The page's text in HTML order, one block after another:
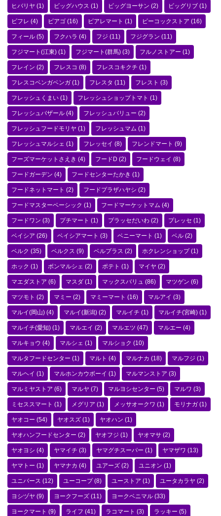
ヒバリヤ (1) ビッグハウス (1) ビッグヨーサン (2) ビッグリブ (1)
ビフレ (4) ピアゴ (16) ピアレマート (1) ピーコックストア (16)
フィール (5) フクハラ (4) フジ (11) フジグラン (11)
フジマート(江東) (1) フジマート(群馬) (3) フルノストアー (1)
フレイン (2) フレスコ (8) フレスコキクチ (1)
フレスコベンガベンガ (1) フレスタ (11) フレスト (3)
フレッシュくまい (1) フレッシュショップトマト (1)
フレッシュバザール (4) フレッシュバリュー (2)
フレッシュフードモリヤ (1) フレッシュマム (1)
フレッシュマルシェ (1) フレッセイ (8) フレンドマート (9)
フーズマーケットさえき (4) フードD (2) フードウェイ (8)
フードガーデン (4) フードセンターたかき (1)
フードネットマート (2) フードプラザハヤシ (2)
フードマスターベーシック (1) フードマーケットマム (4)
フードワン (3) プチマート (1) プラッセだいわ (2) プレッセ (1)
ベイシア (26) ベイシアマート (3) ベニーマート (1) ベル (2)
ベルク (35) ベルクス (9) ベルプラス (2) ホクレンショップ(1)
ホック (1) ボンマルシェ (2) ポテト (1) マイヤ (2)
マエダストア (6) マスダ (1) マックスバリュ (86) マツゲン (6)
マツモト (2) マミー (2) マミーマート (16) マルアイ (3)
マルイ(岡山) (4) マルイ(新潟) (2) マルイチ (1) マルイチ(宮崎) (1)
マルイチ(愛知) (1) マルエイ (2) マルエツ (47) マルエー (4)
マルキョウ (4) マルシェ (1) マルショク (10)
マルタフードセンター (1) マルト (4) マルナカ (18) マルフジ (1)
マルヘイ (1) マルホンカウボーイ (1) マルマンストア (3)
マルミヤストア (6) マルヤ (7) マルヨシセンター (5) マルワ (3)
ミセススマート (1) メグリア (1) メッサオークワ (1) モリナガ (1)
ヤオコー (54) ヤオスズ (1) ヤオハン (1)
ヤオハンフードセンター (2) ヤオフジ (1) ヤオマサ (2)
ヤオヨシ (4) ヤマイチ (3) ヤマグチスーパー (1) ヤマザワ (13)
ヤマトー (1) ヤマナカ (4) ユアーズ (2) ユニオン (1)
ユニバース (12) ユーコープ(8) ユーストア (1) ユータカラヤ (2)
ヨシヅヤ (9) ヨークフーズ (11) ヨークベニマル (33)
ヨークマート (9) ライフ (41) ラコマート (3) ラッキー (5)